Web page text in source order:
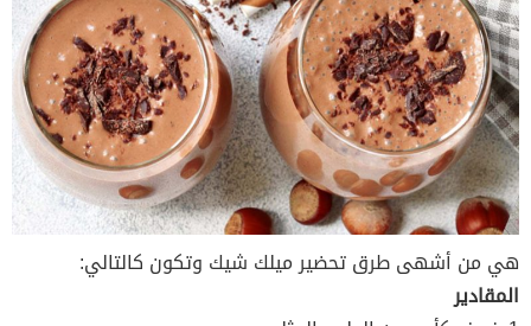
هي من أشهى طرق تحضير ميلك شيك وتكون كالتالي:
المقادير